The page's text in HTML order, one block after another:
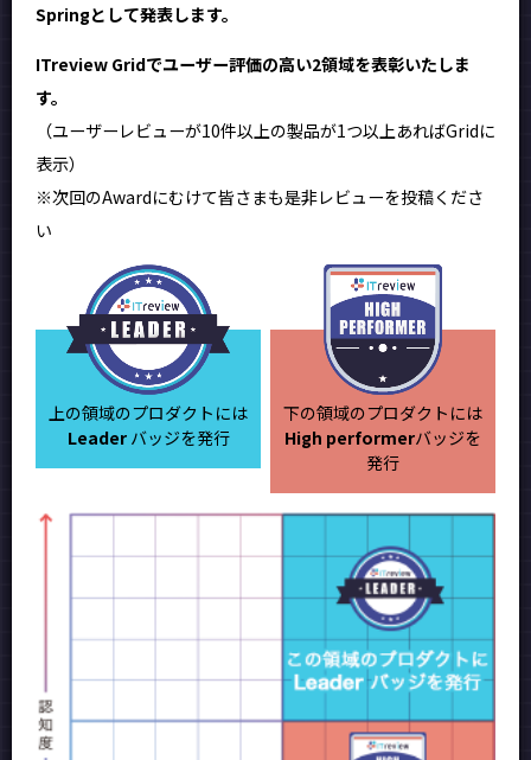
Springとして発表します。
ITreview Gridでユーザー評価の高い2領域を表彰いたしま
す。
（ユーザーレビューが10件以上の製品が1つ以上あればGridに
表示）
※次回のAwardにむけて皆さまも是非レビューを投稿くださ
い
上の領域のプロダクトには
Leaderバッジを発行
下の領域のプロダクトには
High performerバッジを
発行